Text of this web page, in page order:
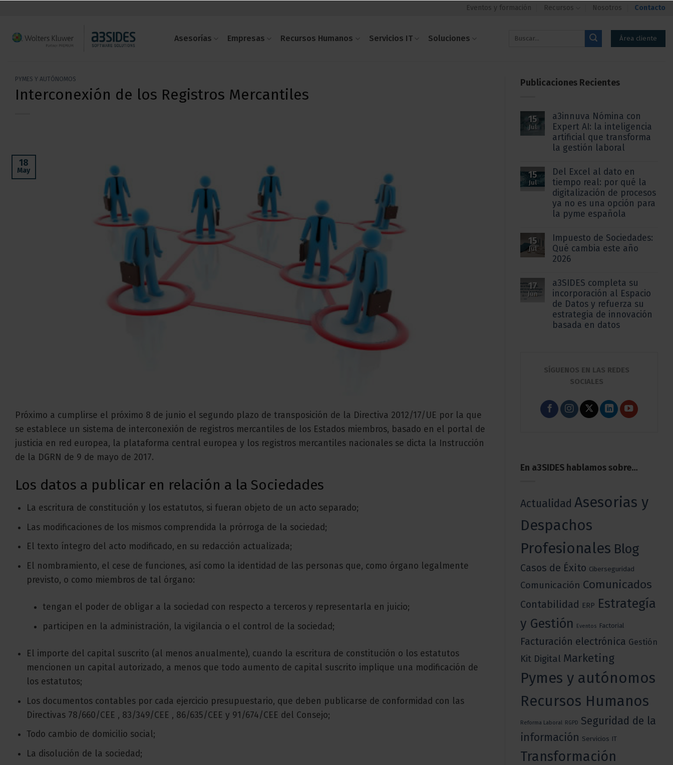
contenido
Eventos y formación Recursos Nosotros Contacto
Asesorías Empresas Recursos Humanos Servicios IT Soluciones Área cliente
PYMES Y AUTÓNOMOS
Interconexión de los Registros Mercantiles
18
May
Próximo a cumplirse el próximo 8 de junio el segundo plazo de transposición de la Directiva 2012/17/UE por la que
se establece un sistema de interconexión de registros mercantiles de los Estados miembros, basado en el portal de
justicia en red europea, la plataforma central europea y los registros mercantiles nacionales se dicta la Instrucción
de la DGRN de 9 de mayo de 2017.
Los datos a publicar en relación a la Sociedades
La escritura de constitución y los estatutos, si fueran objeto de un acto separado;
Las modificaciones de los mismos comprendida la prórroga de la sociedad;
El texto íntegro del acto modificado, en su redacción actualizada;
El nombramiento, el cese de funciones, así como la identidad de las personas que, como órgano legalmente
previsto, o como miembros de tal órgano:
tengan el poder de obligar a la sociedad con respecto a terceros y representarla en juicio;
participen en la administración, la vigilancia o el control de la sociedad;
El importe del capital suscrito (al menos anualmente), cuando la escritura de constitución o los estatutos
mencionen un capital autorizado, a menos que todo aumento de capital suscrito implique una modificación de
los estatutos;
Los documentos contables por cada ejercicio presupuestario, que deben publicarse de conformidad con las
Directivas 78/660/CEE , 83/349/CEE , 86/635/CEE y 91/674/CEE del Consejo;
Todo cambio de domicilio social;
La disolución de la sociedad;
Publicaciones Recientes
15
Jul
a3innuva Nómina con
Expert AI: la inteligencia
artificial que transforma
la gestión laboral
15
Jul
Del Excel al dato en
tiempo real: por qué la
digitalización de procesos
ya no es una opción para
la pyme española
15
Jul
Impuesto de Sociedades:
Qué cambia este año
2026
17
Jun
a3SIDES completa su
incorporación al Espacio
de Datos y refuerza su
estrategia de innovación
basada en datos
SÍGUENOS EN LAS REDES
SOCIALES
En a3SIDES hablamos sobre…
Actualidad Asesorias y
Despachos
Profesionales Blog
Casos de Éxito Ciberseguridad
Comunicación Comunicados
Contabilidad ERP Estrategía
y Gestión
Eventos Factorial
Facturación electrónica Gestión
Kit Digital Marketing
Pymes y autónomos
Recursos Humanos
Reforma Laboral RGPD Seguridad de la
información Servicios IT
Transformación